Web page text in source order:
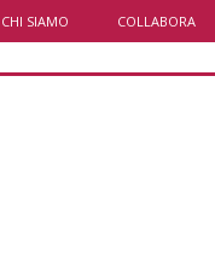
CHI SIAMO COLLABORA